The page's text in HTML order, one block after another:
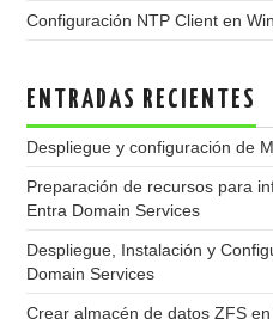
Configuración NTP Client en
ENTRADAS RECIENTES
Despliegue y configuración de
Preparación de recursos para
Entra Domain Services
Despliegue, Instalación y
Domain Services
Crear almacén de datos ZFS